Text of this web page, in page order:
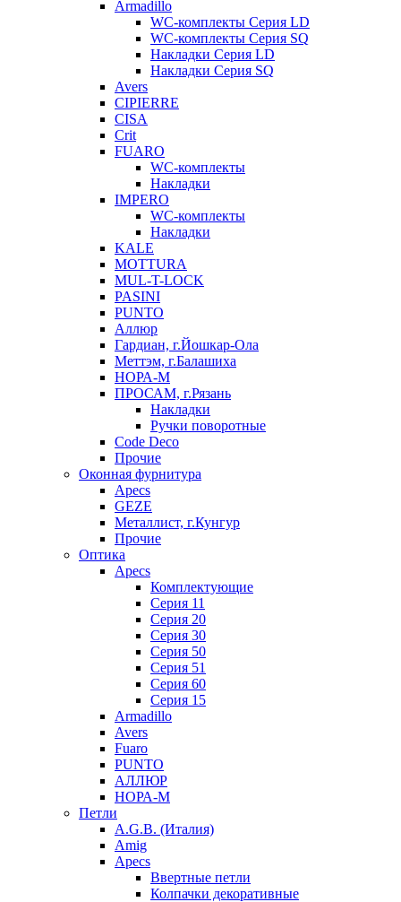
Armadillo
WC-комплекты Серия LD
WC-комплекты Серия SQ
Накладки Серия LD
Накладки Серия SQ
Avers
CIPIERRE
CISA
Crit
FUARO
WC-комплекты
Накладки
IMPERO
WC-комплекты
Накладки
KALE
MOTTURA
MUL-T-LOCK
PASINI
PUNTO
Аллюр
Гардиан, г.Йошкар-Ола
Меттэм, г.Балашиха
НОРА-М
ПРОСАМ, г.Рязань
Накладки
Ручки поворотные
Code Deco
Прочие
Оконная фурнитура
Apecs
GEZE
Металлист, г.Кунгур
Прочие
Оптика
Apecs
Комплектующие
Серия 11
Серия 20
Серия 30
Серия 50
Серия 51
Серия 60
Серия 15
Armadillo
Avers
Fuaro
PUNTO
АЛЛЮР
НОРА-М
Петли
A.G.B. (Италия)
Amig
Apecs
Ввертные петли
Колпачки декоративные